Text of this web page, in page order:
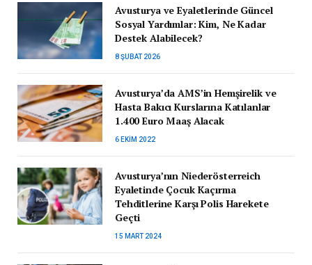
Avusturya ve Eyaletlerinde Güncel
Sosyal Yardımlar: Kim, Ne Kadar
Destek Alabilecek?
8 ŞUBAT 2026
Avusturya’da AMS’in Hemşirelik ve
Hasta Bakıcı Kurslarına Katılanlar
1.400 Euro Maaş Alacak
6 EKIM 2022
Avusturya’nın Niederösterreich
Eyaletinde Çocuk Kaçırma
Tehditlerine Karşı Polis Harekete
Geçti
15 MART 2024